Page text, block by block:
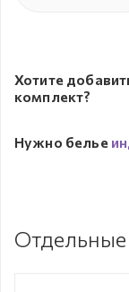
Хотите
комплект?
Нужно белье